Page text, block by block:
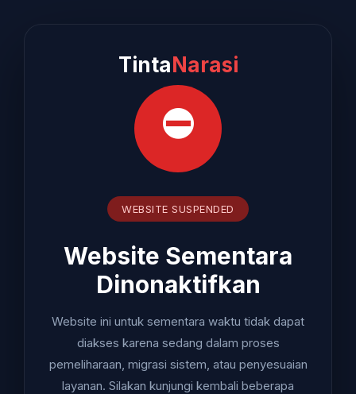
TintaNarasi
⛔
WEBSITE SUSPENDED
Website Sementara
Dinonaktifkan
Website ini untuk sementara waktu tidak dapat
diakses karena sedang dalam proses
pemeliharaan, migrasi sistem, atau penyesuaian
layanan. Silakan kunjungi kembali beberapa